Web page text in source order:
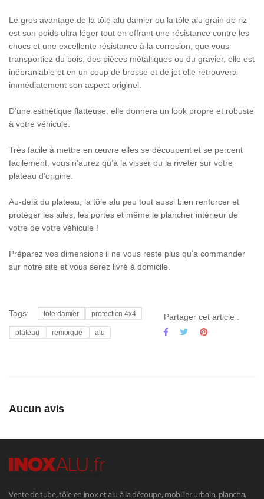
Le gros avantage de la tôle alu damier ou la tôle alu grain de riz
est son poids ultra léger tout en offrant une résistance contre les
chocs et une excellente résistance à la corrosion, que vous
transportiez du bois, des pièces métalliques ou du gravier, elle est
inébranlable et en un coup de brosse et de jet elle retrouvera
immédiatement son aspect originel.
D’une esthétique flatteuse, elle donnera un look propre et robuste
à votre véhicule.
Très facile à mettre en œuvre elles se découpent et se percent
facilement, vous n’aurez qu’à la visser ou la riveter sur votre
plateau d’origine.
Au-delà du plateau, la tôle alu peu tout aussi bien renforcer et
protéger les ailes, les portes et même le plancher intérieur de
votre de votre véhicule !
Préparez vos dimensions il ne vous reste plus qu’a commander
sur notre site et vous serez livré à domicile.
Tags: tole damier protection 4x4
plateau remorque alu
Partager cet article :
Aucun avis
Vente de tube, tôle en inox et alu à la découpe, mobilier urbain, plancha,